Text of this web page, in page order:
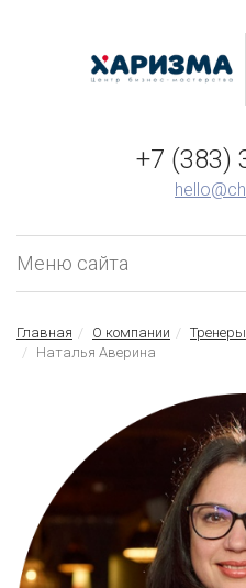
+7 (383)
Меню сайта
Главная О компании Тренеры
Наталья Аверина